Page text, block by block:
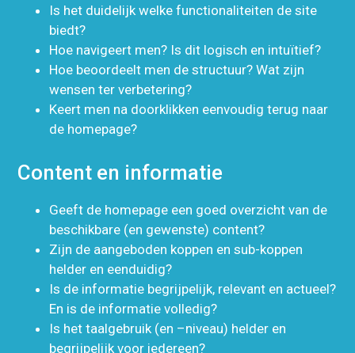
Is het duidelijk welke functionaliteiten de site
biedt?
Hoe navigeert men? Is dit logisch en intuïtief?
Hoe beoordeelt men de structuur? Wat zijn
wensen ter verbetering?
Keert men na doorklikken eenvoudig terug naar
de homepage?
Content en informatie
Geeft de homepage een goed overzicht van de
beschikbare (en gewenste) content?
Zijn de aangeboden koppen en sub-koppen
helder en eenduidig?
Is de informatie begrijpelijk, relevant en actueel?
En is de informatie volledig?
Is het taalgebruik (en –niveau) helder en
begrijpelijk voor iedereen?